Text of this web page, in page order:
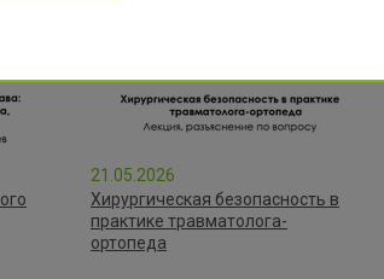
21.05.2026
Хирургическая безопасность в
практике травматолога-
ортопеда